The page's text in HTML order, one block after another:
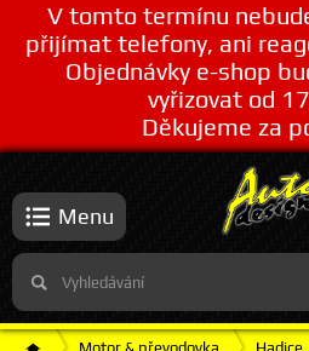
V tomto termínu
přijímat telefony, ani
Objednávky e-shop
vyřizovat od
Děkujeme za
Menu